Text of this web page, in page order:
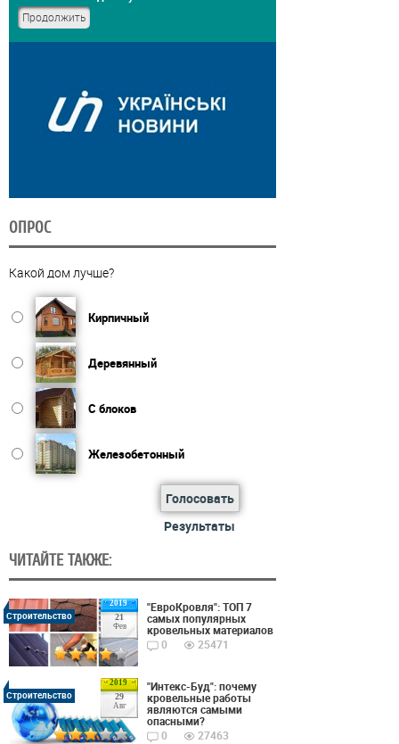
ОПРОС
Какой дом лучше?
Кирпичный
Деревянный
С блоков
Железобетонный
Голосовать
Результаты
ЧИТАЙТЕ ТАКЖЕ:
2019
21
Фев
Строительство
"ЕвроКровля": ТОП 7
самых популярных
кровельных материалов
0
25471
2019
29
Авг
Строительство
"Интекс-Буд": почему
кровельные работы
являются самыми
опасными?
0
27463